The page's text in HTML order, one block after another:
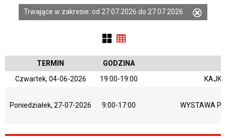
Szukana
fraza
Kategoria
zakresie
Trwające w zakresie: od 27.07.2026 do 27.07.2026
TERMIN
GODZINA
Czwartek, 04-06-2026
19:00-19:00
Poniedziałek, 27-07-2026 9:00-17:00 WYSTAWA